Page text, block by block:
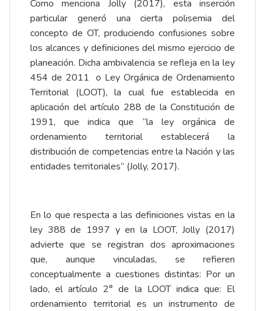
Como menciona Jolly (2017), esta inserción
particular generó una cierta polisemia del
concepto de OT, produciendo confusiones sobre
los alcances y definiciones del mismo ejercicio de
planeación. Dicha ambivalencia se refleja en la ley
454 de 2011 o Ley Orgánica de Ordenamiento
Territorial (LOOT), la cual fue establecida en
aplicación del artículo 288 de la Constitución de
1991, que indica que “la ley orgánica de
ordenamiento territorial establecerá la
distribución de competencias entre la Nación y las
entidades territoriales” (Jolly, 2017).
En lo que respecta a las definiciones vistas en la
ley 388 de 1997 y en la LOOT, Jolly (2017)
advierte que se registran dos aproximaciones
que, aunque vinculadas, se refieren
conceptualmente a cuestiones distintas: Por un
lado, el artículo 2° de la LOOT indica que: El
ordenamiento territorial es un instrumento de